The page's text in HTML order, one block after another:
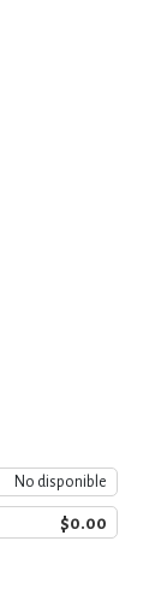
No disponible
$0.00